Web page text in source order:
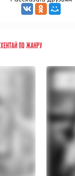
ХЕНТАЙ ПО ЖАНРУ